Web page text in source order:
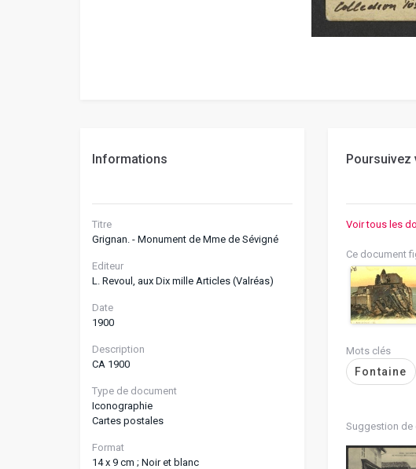
Informations
Titre
Grignan. - Monument de Mme de Sévigné
Editeur
L. Revoul, aux Dix mille Articles (Valréas)
Date
1900
Description
CA 1900
Type de document
Iconographie
Cartes postales
Format
14 x 9 cm ; Noir et blanc
Poursuivez
Voir tous les
Ce document
Mots clés
Fontaine
Suggestion de